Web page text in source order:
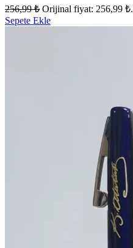
256,99₺ Orijinal fiyat: 256,99 ₺.
Sepete Ekle